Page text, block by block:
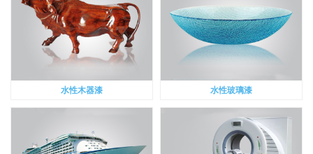
水性木器漆 水性玻璃漆